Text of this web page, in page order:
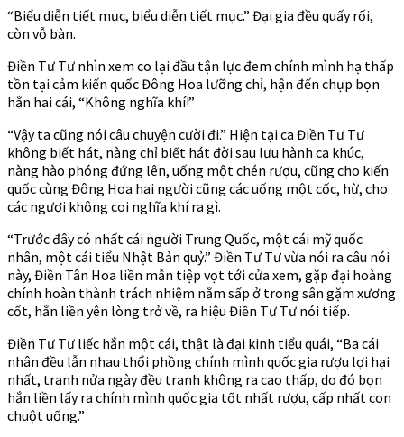
“Biểu diễn tiết mục, biểu diễn tiết mục.” Đại gia đều quấy rối,
còn vỗ bàn.
Điền Tư Tư nhìn xem co lại đầu tận lực đem chính mình hạ thấp
tồn tại cảm kiến quốc Đông Hoa lưỡng chỉ, hận đến chụp bọn
hắn hai cái, “Không nghĩa khí!”
“Vậy ta cũng nói câu chuyện cười đi.” Hiện tại ca Điền Tư Tư
không biết hát, nàng chỉ biết hát đời sau lưu hành ca khúc,
nàng hào phóng đứng lên, uống một chén rượu, cũng cho kiến
quốc cùng Đông Hoa hai người cũng các uống một cốc, hừ, cho
các ngươi không coi nghĩa khí ra gì.
“Trước đây có nhất cái người Trung Quốc, một cái mỹ quốc
nhân, một cái tiểu Nhật Bản quỷ.” Điền Tư Tư vừa nói ra câu nói
này, Điền Tân Hoa liền mẫn tiệp vọt tới cửa xem, gặp đại hoàng
chính hoàn thành trách nhiệm nằm sấp ở trong sân gặm xương
cốt, hắn liền yên lòng trở về, ra hiệu Điền Tư Tư nói tiếp.
Điền Tư Tư liếc hắn một cái, thật là đại kinh tiểu quái, “Ba cái
nhân đều lẫn nhau thổi phồng chính mình quốc gia rượu lợi hại
nhất, tranh nửa ngày đều tranh không ra cao thấp, do đó bọn
hắn liền lấy ra chính mình quốc gia tốt nhất rượu, cấp nhất con
chuột uống.”